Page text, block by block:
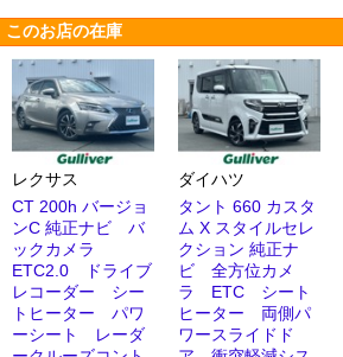
このお店の在庫
レクサス
CT 200h バージョ
ンC 純正ナビ バ
ックカメラ
ETC2.0 ドライブ
レコーダー シー
トヒーター パワ
ーシート レーダ
ダイハツ
タント 660 カスタ
ム X スタイルセレ
クション 純正ナ
ビ 全方位カメ
ラ ETC シート
ヒーター 両側パ
ワースライドド